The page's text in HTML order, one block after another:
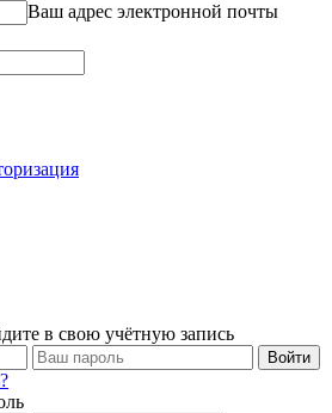
Ваш адрес электронной почты
в свою учётную запись